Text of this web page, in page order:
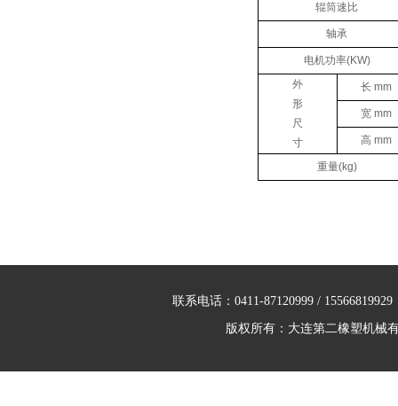
辊筒速比
轴承
电机功率(KW)
外
形
尺
寸
长 mm
宽 mm
高 mm
重量(kg)
联系电话：0411-87120999 /
版权所有：大连第二橡塑机械